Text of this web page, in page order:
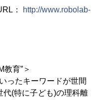
：
http://www.robolab-
教育”＞
ったキーワードが世間
代(特に子ども)の理科離